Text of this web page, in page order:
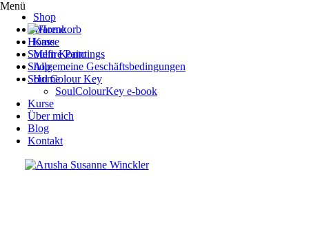
Shop
Warenkorb
Kasse
Mein Konto
Allgemeine Geschäftsbedingungen
Home
Menü
Home
Soulfire Paintings
Shop
Soul Colour Key
SoulColourKey e-book
Kurse
Über mich
Blog
Kontakt